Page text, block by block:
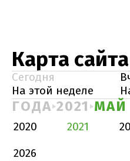
Карта сайта
Сегодня
На этой неделе
ГОДА 2021 МАЙ
2020 2021
2026